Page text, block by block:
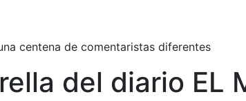
centena de comentaristas diferentes
del diario EL